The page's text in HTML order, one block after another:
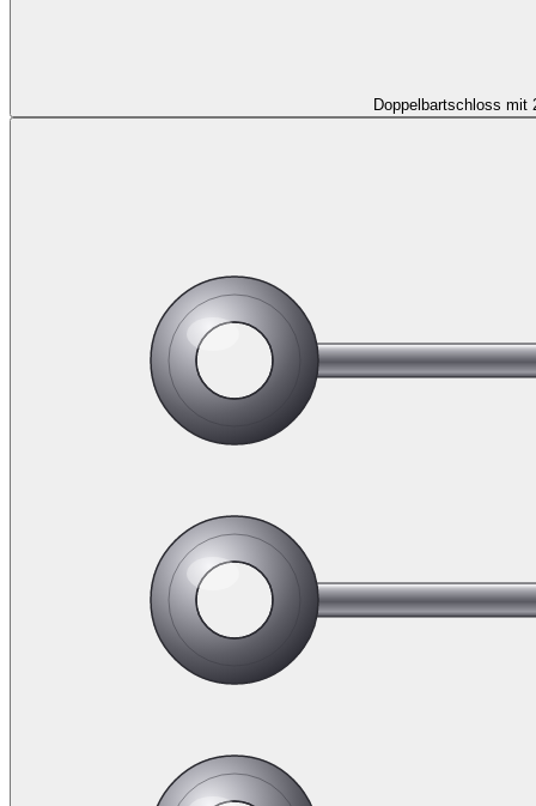
Doppelbartschloss mit